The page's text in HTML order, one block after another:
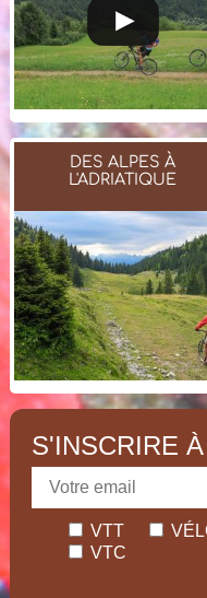
DES ALPES À
L'ADRIATIQUE
S'INSCRIRE
VTT
VTC